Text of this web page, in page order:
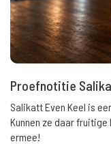
Proefnotitie
Salikatt Even Keel is
Kunnen ze daar
ermee!